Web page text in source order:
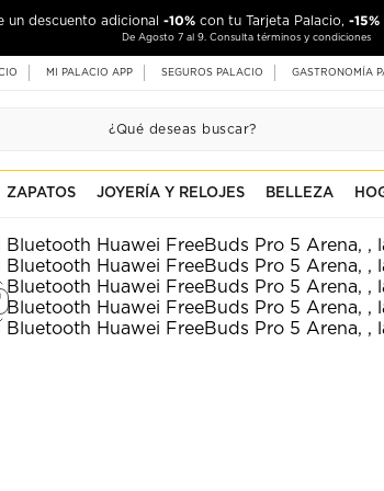
un descuento adicional -10% con tu Tarjeta Palacio, -15%
De Agosto 7 al 9. Consulta términos y condiciones
MI PALACIO APP SEGUROS PALACIO GASTRONOMÍA
ZAPATOS JOYERÍA Y RELOJES BELLEZA